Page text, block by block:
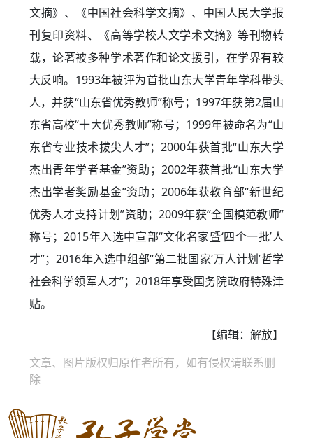
文摘》、《中国社会科学文摘》、中国人民大学报
刊复印资料、《高等学校人文学术文摘》等刊物转
载，论著被多种学术著作和论文援引，在学界有较
大反响。1993年被评为首批山东大学青年学科带头
人，并获“山东省优秀教师”称号；1997年获第2届山
东省高校“十大优秀教师”称号；1999年被命名为“山
东省专业技术拔尖人才”；2000年获首批“山东大学
杰出青年学者基金”资助；2002年获首批“山东大学
杰出学者奖励基金”资助；2006年获教育部“新世纪
优秀人才支持计划”资助；2009年获“全国模范教师”
称号；2015年入选中宣部“文化名家暨‘四个一批’人
才”；2016年入选中组部“第二批国家‘万人计划’哲学
社会科学领军人才”；2018年享受国务院政府特殊津
贴。
【编辑：解放】
文章、图片版权归原作者所有，如有侵权请联系删
除